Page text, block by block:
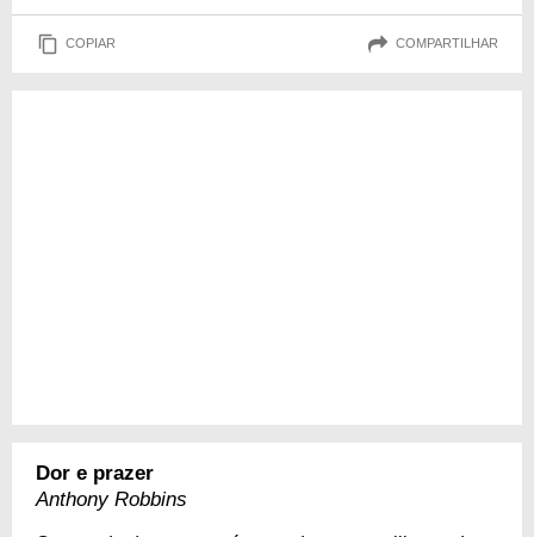
COPIAR COMPARTILHAR
Dor e prazer
Anthony Robbins